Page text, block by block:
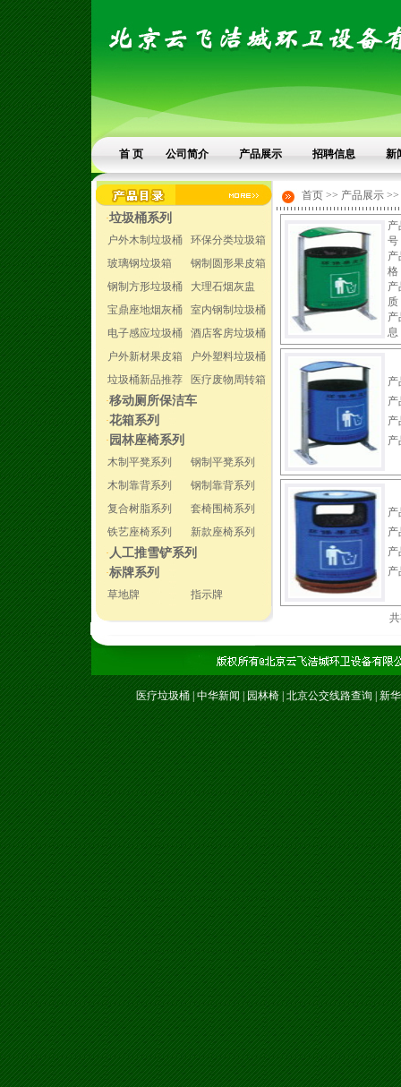
首 页 公司简介 产品展示 招聘信息 新
·垃圾桶系列
户外木制垃圾桶
环保分类垃圾箱
玻璃钢垃圾箱
钢制圆形果皮箱
钢制方形垃圾桶
大理石烟灰盅
宝鼎座地烟灰桶
室内钢制垃圾桶
电子感应垃圾桶
酒店客房垃圾桶
户外新材果皮箱
户外塑料垃圾桶
垃圾桶新品推荐
医疗废物周转箱
·移动厕所保洁车
·花箱系列
· 园林座椅系列
木制平凳系列
钢制平凳系列
木制靠背系列
钢制靠背系列
复合树脂系列
套椅围椅系列
铁艺座椅系列
新款座椅系列
· 人工推雪铲系列
·标牌系列
草地牌 指示牌
首页 >> 产品展示
产
号
产
格
产
质
产
息
产
产
产
产
产
产
产
产
医疗垃圾桶| 中华新闻 | 园林椅| 北京公交线路查询 新